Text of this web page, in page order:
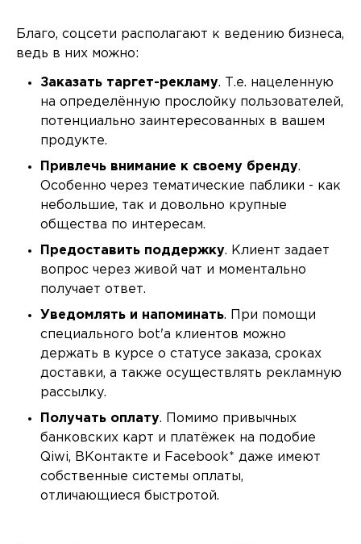
Благо, соцсети располагают к ведению бизнеса,
ведь в них можно:
Заказать таргет-рекламу. Т.е. нацеленную
на определённую прослойку пользователей,
потенциально заинтересованных в вашем
продукте.
Привлечь внимание к своему бренду.
Особенно через тематические паблики - как
небольшие, так и довольно крупные
общества по интересам.
Предоставить поддержку. Клиент задает
вопрос через живой чат и моментально
получает ответ.
Уведомлять и напоминать. При помощи
специального bot'а клиентов можно
держать в курсе о статусе заказа, сроках
доставки, а также осуществлять рекламную
рассылку.
Получать оплату. Помимо привычных
банковских карт и платёжек на подобие
Qiwi, ВКонтакте и Facebook* даже имеют
собственные системы оплаты,
отличающиеся быстротой.